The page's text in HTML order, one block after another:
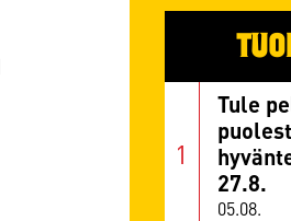
05.08.
Tule
27.8.